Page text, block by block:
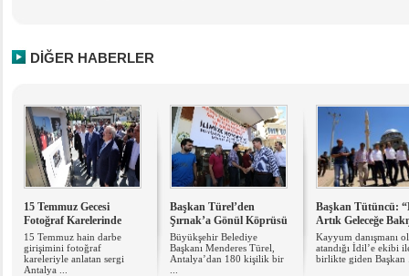
DİĞER HABERLER
15 Temmuz Gecesi
Fotoğraf Karelerinde
15 Temmuz hain darbe
girişimini fotoğraf
kareleriyle anlatan sergi
Antalya ...
Başkan Türel’den
Şırnak’a Gönül Köprüsü
Büyükşehir Belediye
Başkanı Menderes Türel,
Antalya’dan 180 kişilik bir
Başkan Tütüncü:
Artık Geleceğe
Kayyum danışmanı
atandığı İdil’e ekibi
birlikte giden Başkan